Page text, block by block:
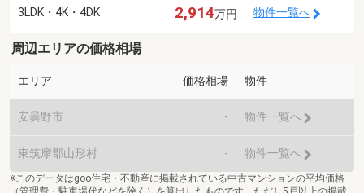
3LDK・4K・4DK 2,914万円 物件一覧へ
周辺エリアの価格相場
エリア 価格相場 物件
安曇野市 - 物件一覧へ
東筑摩郡山形村 - 物件一覧へ
※このデータはgoo住宅・不動産に掲載されている中古マンションの平均価格